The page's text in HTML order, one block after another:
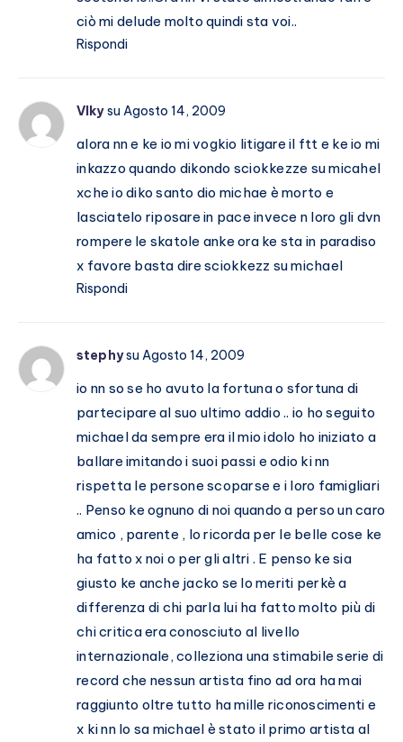
ciò mi delude molto quindi sta voi..
Rispondi
VIkysu Agosto 14, 2009
alora nn e ke io mi vogkio litigare il ftt e ke io mi
inkazzo quando dikondo sciokkezze su micahel
xche io diko santo dio michae è morto e
lasciatelo riposare in pace invece n loro gli dvn
rompere le skatole anke ora ke sta in paradiso
x favore basta dire sciokkezz su michael
Rispondi
stephysu Agosto 14, 2009
io nn so se ho avuto la fortuna o sfortuna di
partecipare al suo ultimo addio .. io ho seguito
michael da sempre era il mio idolo ho iniziato a
ballare imitando i suoi passi e odio ki nn
rispetta le persone scoparse e i loro famigliari
.. Penso ke ognuno di noi quando a perso un caro
amico , parente , lo ricorda per le belle cose ke
ha fatto x noi o per gli altri . E penso ke sia
giusto ke anche jacko se lo meriti perkè a
differenza di chi parla lui ha fatto molto più di
chi critica era conosciuto al livello
internazionale, colleziona una stimabile serie di
record che nessun artista fino ad ora ha mai
raggiunto oltre tutto ha mille riconoscimenti e
x ki nn lo sa michael è stato il primo artista al